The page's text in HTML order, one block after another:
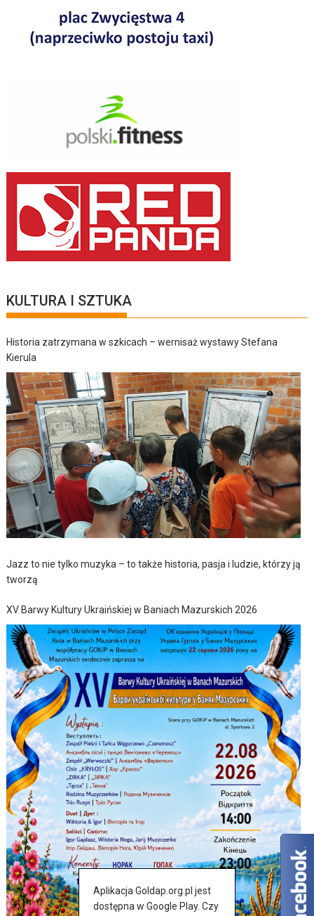
KULTURA I SZTUKA
Historia zatrzymana w szkicach – wernisaż wystawy Stefana
Kierula
Jazz to nie tylko muzyka – to także historia, pasja i ludzie, którzy ją
tworzą
XV Barwy Kultury Ukraińskiej w Baniach Mazurskich 2026
Aplikacja Goldap.org.pl jest
dostępna w Google Play. Czy